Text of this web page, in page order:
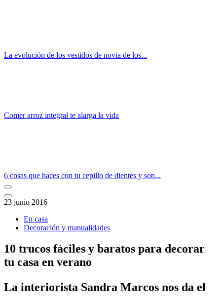
La evolución de los vestidos de novia de los...
Comer arroz integral te alarga la vida
6 cosas que haces con tu cepillo de dientes y son...
23 junio 2016
En casa
Decoración y manualidades
10 trucos fáciles y baratos para decorar
tu casa en verano
​La interiorista Sandra Marcos nos da el